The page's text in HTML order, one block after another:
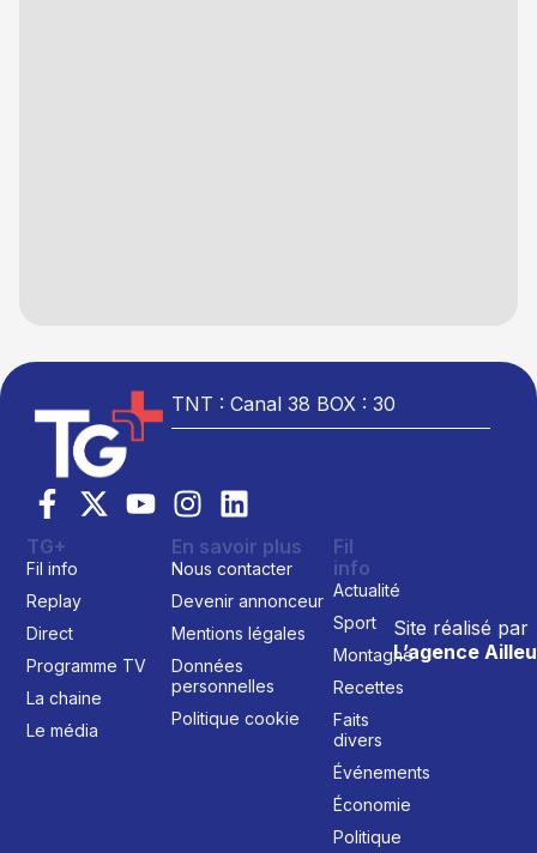
TNT : Canal 38 BOX : 30
Site réalisé par
L’agence
TG+
Fil info
Replay
Direct
Programme TV
La chaine
Le média
En savoir plus
Nous contacter
Devenir annonceur
Mentions légales
Données
personnelles
Politique cookie
Fil
info
Actualité
Sport
Montagne
Recettes
Faits
divers
Événements
Économie
Politique